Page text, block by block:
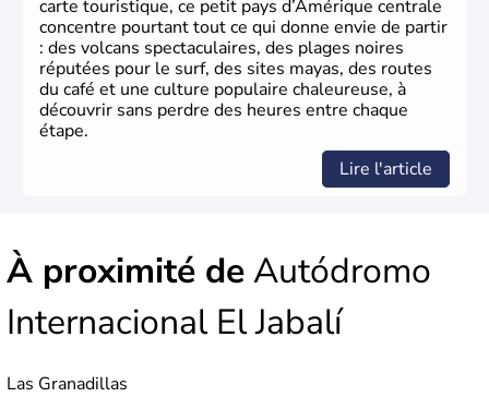
carte touristique, ce petit pays d’Amérique centrale
concentre pourtant tout ce qui donne envie de partir
: des volcans spectaculaires, des plages noires
réputées pour le surf, des sites mayas, des routes
du café et une culture populaire chaleureuse, à
découvrir sans perdre des heures entre chaque
étape.
Lire l'article
À proximité deAutódromo
Internacional El Jabalí
Las Granadillas